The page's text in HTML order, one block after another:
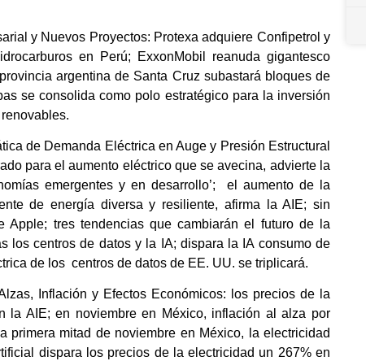
y Nuevos Proyectos: Protexa adquiere Confipetrol y
en Perú; ExxonMobil reanuda gigantesco
argentina de Santa Cruz subastará bloques de
se consolida como polo estratégico para la inversión
de Demanda Eléctrica en Auge y Presión Estructural
para el aumento eléctrico que se avecina, advierte la
emergentes y en desarrollo’;
el aumento de la
de energía diversa y resiliente, afirma la AIE; sin
Apple; tres tendencias que cambiarán el futuro de la
los centros de datos y la IA; dispara la IA consumo de
de los centros de datos de EE. UU. se triplicará.
Inflación y Efectos Económicos: los precios de la
la AIE; en noviembre en México, inflación al alza por
primera mitad de noviembre en México, la electricidad
dispara los precios de la electricidad un 267% en